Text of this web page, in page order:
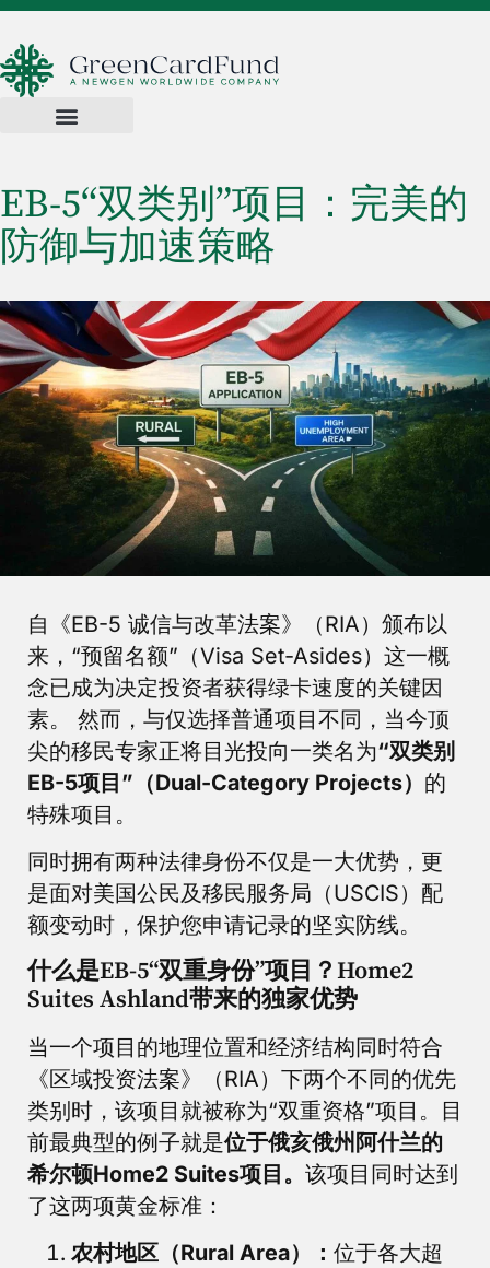
EB-5“双类别”项目：完美的
防御与加速策略
自《EB-5 诚信与改革法案》（RIA）颁布以
来，“预留名额”（Visa Set-Asides）这一概
念已成为决定投资者获得绿卡速度的关键因
素。 然而，与仅选择普通项目不同，当今顶
尖的移民专家正将目光投向一类名为“双类别
EB-5项目”（Dual-Category Projects） 的
特殊项目。
同时拥有两种法律身份不仅是一大优势，更
是面对美国公民及移民服务局（USCIS）配
额变动时，保护您申请记录的坚实防线。
什么是EB-5“双重身份”项目？Home2
Suites Ashland带来的独家优势
当一个项目的地理位置和经济结构同时符合
《区域投资法案》（RIA）下两个不同的优先
类别时，该项目就被称为“双重资格”项目。目
前最典型的例子就是位于俄亥俄州阿什兰的
希尔顿Home2 Suites项目。 该项目同时达到
了这两项黄金标准：
农村地区（Rural Area）： 位于各大超